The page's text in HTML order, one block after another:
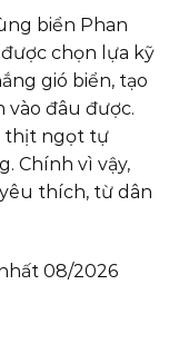
biển Phan
chọn lựa kỹ
gió biển, tạo
đâu được.
thịt ngọt tự
Chính vì vậy,
thích, từ dân
08/2026